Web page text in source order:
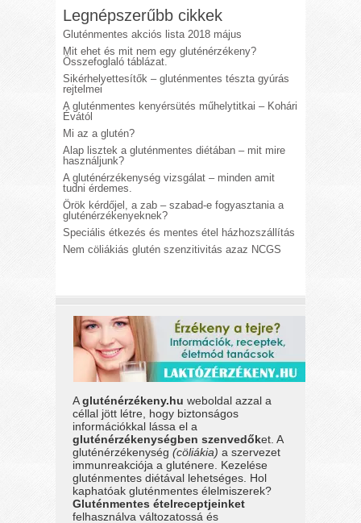
Legnépszerűbb cikkek
Gluténmentes akciós lista 2018 május
Mit ehet és mit nem egy gluténérzékeny?
Összefoglaló táblázat.
Sikérhelyettesítők – gluténmentes tészta gyúrás
rejtelmei
A gluténmentes kenyérsütés műhelytitkai – Kohári
Évától
Mi az a glutén?
Alap lisztek a gluténmentes diétában – mit mire
használjunk?
A gluténérzékenység vizsgálat – minden amit
tudni érdemes.
Örök kérdőjel, a zab – szabad-e fogyasztania a
gluténérzékenyeknek?
Speciális étkezés és mentes étel házhozszállítás
Nem cöliákiás glutén szenzitivitás azaz NCGS
Agluténérzékeny.hu weboldal azzal a
céllal jött létre, hogy biztonságos
információkkal lássa el a
gluténérzékenységben szenvedőket. A
gluténérzékenység(cöliákia) a szervezet
immunreakciója a gluténere. Kezelése
gluténmentes diétával lehetséges. Hol
kaphatóak gluténmentes élelmiszerek?
Gluténmentes ételreceptjeinket
felhasználva változatossá és